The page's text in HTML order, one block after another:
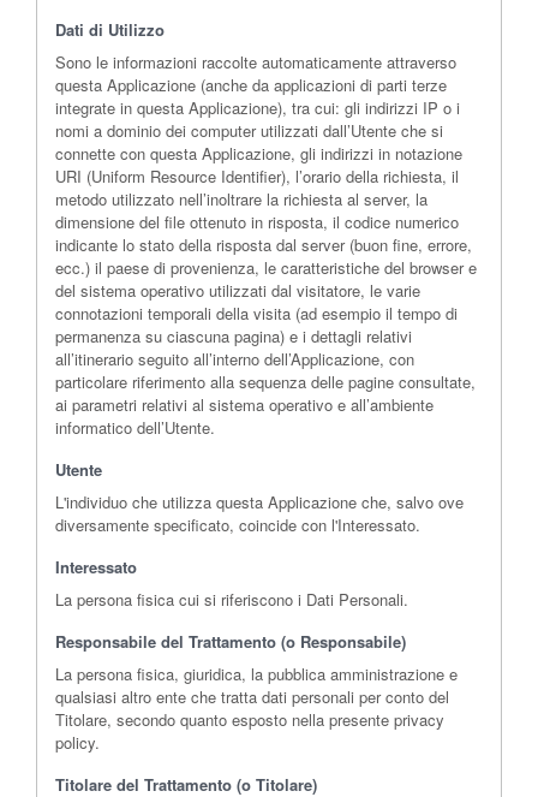
Dati di Utilizzo
Sono le informazioni raccolte automaticamente attraverso
questa Applicazione (anche da applicazioni di parti terze
integrate in questa Applicazione), tra cui: gli indirizzi IP o i
nomi a dominio dei computer utilizzati dall’Utente che si
connette con questa Applicazione, gli indirizzi in notazione
URI (Uniform Resource Identifier), l’orario della richiesta, il
metodo utilizzato nell’inoltrare la richiesta al server, la
dimensione del file ottenuto in risposta, il codice numerico
indicante lo stato della risposta dal server (buon fine, errore,
ecc.) il paese di provenienza, le caratteristiche del browser e
del sistema operativo utilizzati dal visitatore, le varie
connotazioni temporali della visita (ad esempio il tempo di
permanenza su ciascuna pagina) e i dettagli relativi
all’itinerario seguito all’interno dell’Applicazione, con
particolare riferimento alla sequenza delle pagine consultate,
ai parametri relativi al sistema operativo e all’ambiente
informatico dell’Utente.
Utente
L'individuo che utilizza questa Applicazione che, salvo ove
diversamente specificato, coincide con l'Interessato.
Interessato
La persona fisica cui si riferiscono i Dati Personali.
Responsabile del Trattamento (o Responsabile)
La persona fisica, giuridica, la pubblica amministrazione e
qualsiasi altro ente che tratta dati personali per conto del
Titolare, secondo quanto esposto nella presente privacy
policy.
Titolare del Trattamento (o Titolare)